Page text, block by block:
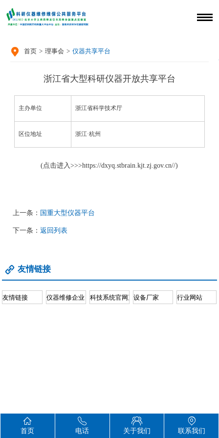
 首页 > 理事会 > 仪器共享平台
浙江省大型科研仪器开放共享平台
主办单位 浙江省科学技术厅
区位地址 浙江·杭州
(点击进入>>>https://dxyq.stbrain.kjt.zj.gov.cn//)
上一条： 国重大型仪器平台
下一条：返回列表
 友情链接

首页

电话

关于我们

联系我们